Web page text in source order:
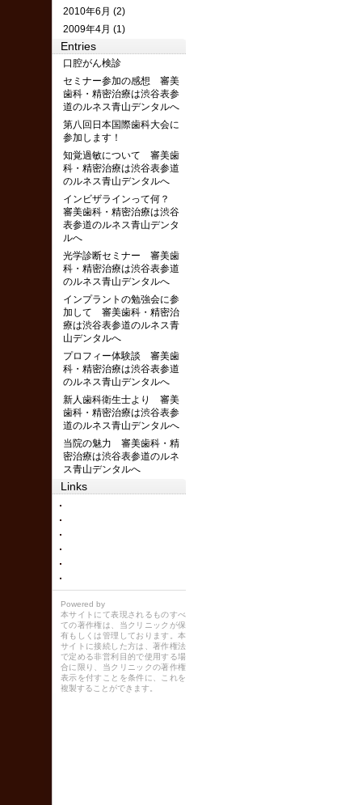
2010年6月 (2)
2009年4月 (1)
Entries
口腔がん検診
セミナー参加の感想 審美
歯科・精密治療は渋谷表参
道のルネス青山デンタルへ
第八回日本国際歯科大会に
参加します！
知覚過敏について 審美歯
科・精密治療は渋谷表参道
のルネス青山デンタルへ
インビザラインって何？
審美歯科・精密治療は渋谷
表参道のルネス青山デンタ
ルへ
光学診断セミナー 審美歯
科・精密治療は渋谷表参道
のルネス青山デンタルへ
インプラントの勉強会に参
加して 審美歯科・精密治
療は渋谷表参道のルネス青
山デンタルへ
プロフィー体験談 審美歯
科・精密治療は渋谷表参道
のルネス青山デンタルへ
新人歯科衛生士より 審美
歯科・精密治療は渋谷表参
道のルネス青山デンタルへ
当院の魅力 審美歯科・精
密治療は渋谷表参道のルネ
ス青山デンタルへ
Links
Powered by
本サイトにて表現されるものすべ
ての著作権は、当クリニックが保
有もしくは管理しております。本
サイトに接続した方は、著作権法
で定める非営利目的で使用する場
合に限り、当クリニックの著作権
表示を付すことを条件に、これを
複製することができます。